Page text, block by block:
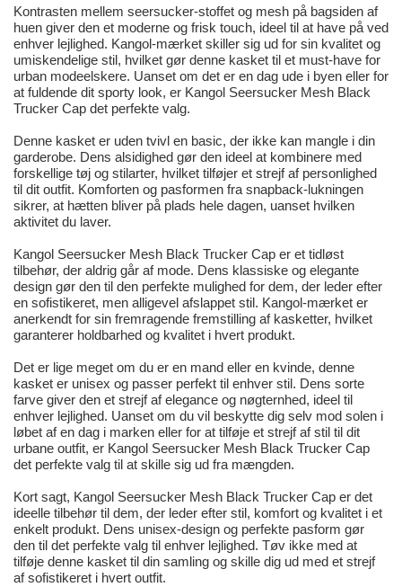
Kontrasten mellem seersucker-stoffet og mesh på bagsiden af
huen giver den et moderne og frisk touch, ideel til at have på ved
enhver lejlighed. Kangol-mærket skiller sig ud for sin kvalitet og
umiskendelige stil, hvilket gør denne kasket til et must-have for
urban modeelskere. Uanset om det er en dag ude i byen eller for
at fuldende dit sporty look, er Kangol Seersucker Mesh Black
Trucker Cap det perfekte valg.
Denne kasket er uden tvivl en basic, der ikke kan mangle i din
garderobe. Dens alsidighed gør den ideel at kombinere med
forskellige tøj og stilarter, hvilket tilføjer et strejf af personlighed
til dit outfit. Komforten og pasformen fra snapback-lukningen
sikrer, at hætten bliver på plads hele dagen, uanset hvilken
aktivitet du laver.
Kangol Seersucker Mesh Black Trucker Cap er et tidløst
tilbehør, der aldrig går af mode. Dens klassiske og elegante
design gør den til den perfekte mulighed for dem, der leder efter
en sofistikeret, men alligevel afslappet stil. Kangol-mærket er
anerkendt for sin fremragende fremstilling af kasketter, hvilket
garanterer holdbarhed og kvalitet i hvert produkt.
Det er lige meget om du er en mand eller en kvinde, denne
kasket er unisex og passer perfekt til enhver stil. Dens sorte
farve giver den et strejf af elegance og nøgternhed, ideel til
enhver lejlighed. Uanset om du vil beskytte dig selv mod solen i
løbet af en dag i marken eller for at tilføje et strejf af stil til dit
urbane outfit, er Kangol Seersucker Mesh Black Trucker Cap
det perfekte valg til at skille sig ud fra mængden.
Kort sagt, Kangol Seersucker Mesh Black Trucker Cap er det
ideelle tilbehør til dem, der leder efter stil, komfort og kvalitet i et
enkelt produkt. Dens unisex-design og perfekte pasform gør
den til det perfekte valg til enhver lejlighed. Tøv ikke med at
tilføje denne kasket til din samling og skille dig ud med et strejf
af sofistikeret i hvert outfit.